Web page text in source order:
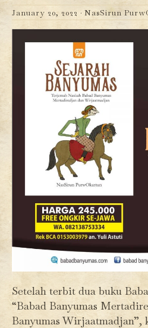
January 20, 2022 · NasSirun
Setelah terbit dua buku
“Babad Banyumas
Banyumas Wirjaatmadjan”,